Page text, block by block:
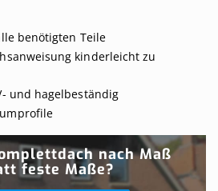
benötigten Teile
kinderleicht zu
und hagelbeständig
nach Maß
feste Maße?